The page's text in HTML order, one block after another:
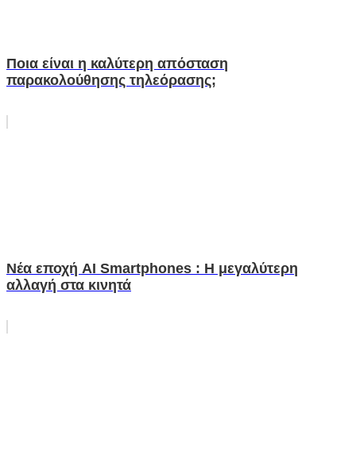
Ποια είναι η καλύτερη απόσταση
παρακολούθησης τηλεόρασης;
Νέα εποχή AI Smartphones : Η μεγαλύτερη
αλλαγή στα κινητά